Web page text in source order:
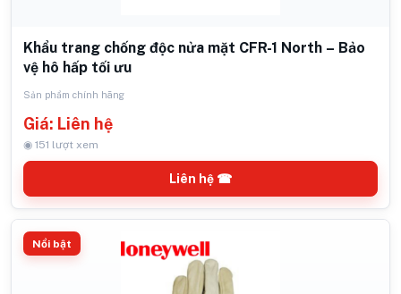
Khẩu trang chống độc nửa mặt CFR-1 North – Bảo
vệ hô hấp tối ưu
Sản phẩm chính hãng
Giá: Liên hệ
◉ 151 lượt xem
Liên hệ ☎
Nổi bật